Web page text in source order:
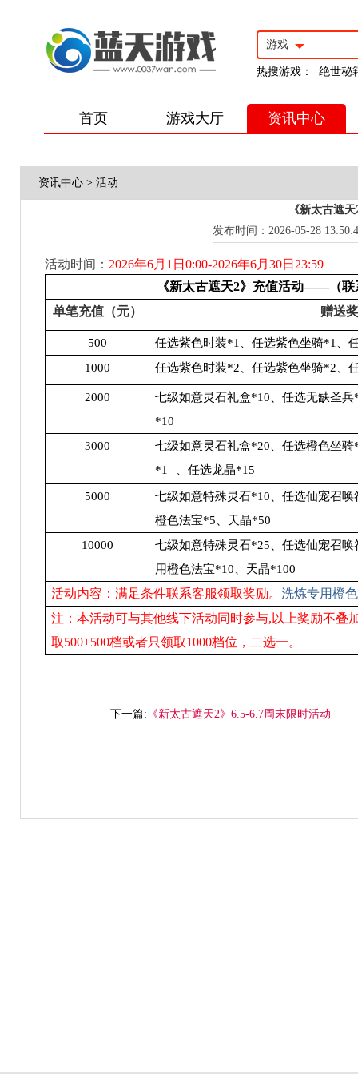
游戏
热搜游戏： 绝世秘
首页 游戏大厅 资讯中心
资讯中心 > 活动
《新太古遮
发布时间：2026-05-28
活动时间： 2026年6月1日0:00-2026年6月30日23:59
《新太古遮天2》充值活动——（联
单笔充值（元）
赠送
500
任选紫色时装*1、任选紫色坐骑*1、
1000
任选紫色时装*2、任选紫色坐骑*2、
2000
七级如意灵石礼盒*10、任选无缺圣
*10
3000
七级如意灵石礼盒*20、任选橙色坐
*1
、任选龙晶*15
5000
七级如意特殊灵石*10、任选仙宠召
橙色法宝*5、天晶*50
10000
七级如意特殊灵石*25、任选仙宠召
用橙色法宝*10、天晶*100
活动内容：满足条件联系客服领取奖励。 洗炼专用橙
注：本活动可与其他线下活动同时参与,以上奖励不叠
取500+500档或者只领取1000档位，二选一。
下一篇: 《新太古遮天2》6.5-6.7周末限时活动